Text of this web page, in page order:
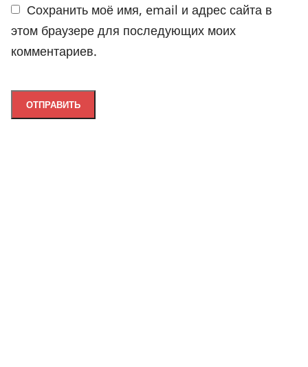
Сохранить моё имя, email и адрес сайта в
этом браузере для последующих моих
комментариев.